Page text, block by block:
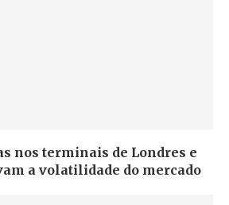
nos terminais de Londres e
a volatilidade do mercado